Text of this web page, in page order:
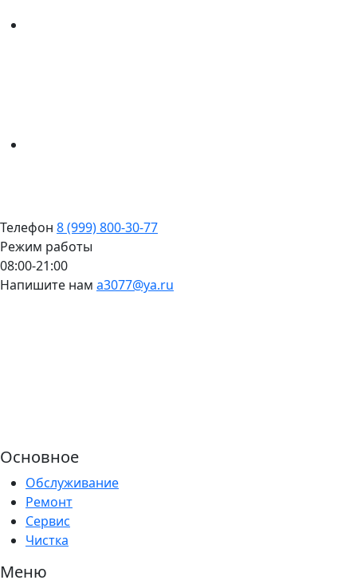
Телефон 8 (999) 800-30-77
Режим работы
08:00-21:00
Напишите нам a3077@ya.ru
Основное
Обслуживание
Ремонт
Сервис
Чистка
Меню